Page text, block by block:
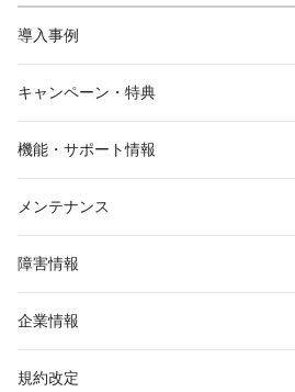
導入事例
キャンペーン・特典
機能・サポート情報
メンテナンス
障害情報
企業情報
規約改定